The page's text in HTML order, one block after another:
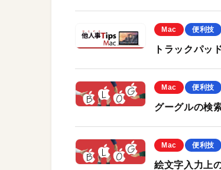
Mac 便利技
トラックパッ
Mac 便利技
グーグルの検
Mac 便利技
絵文字入力上